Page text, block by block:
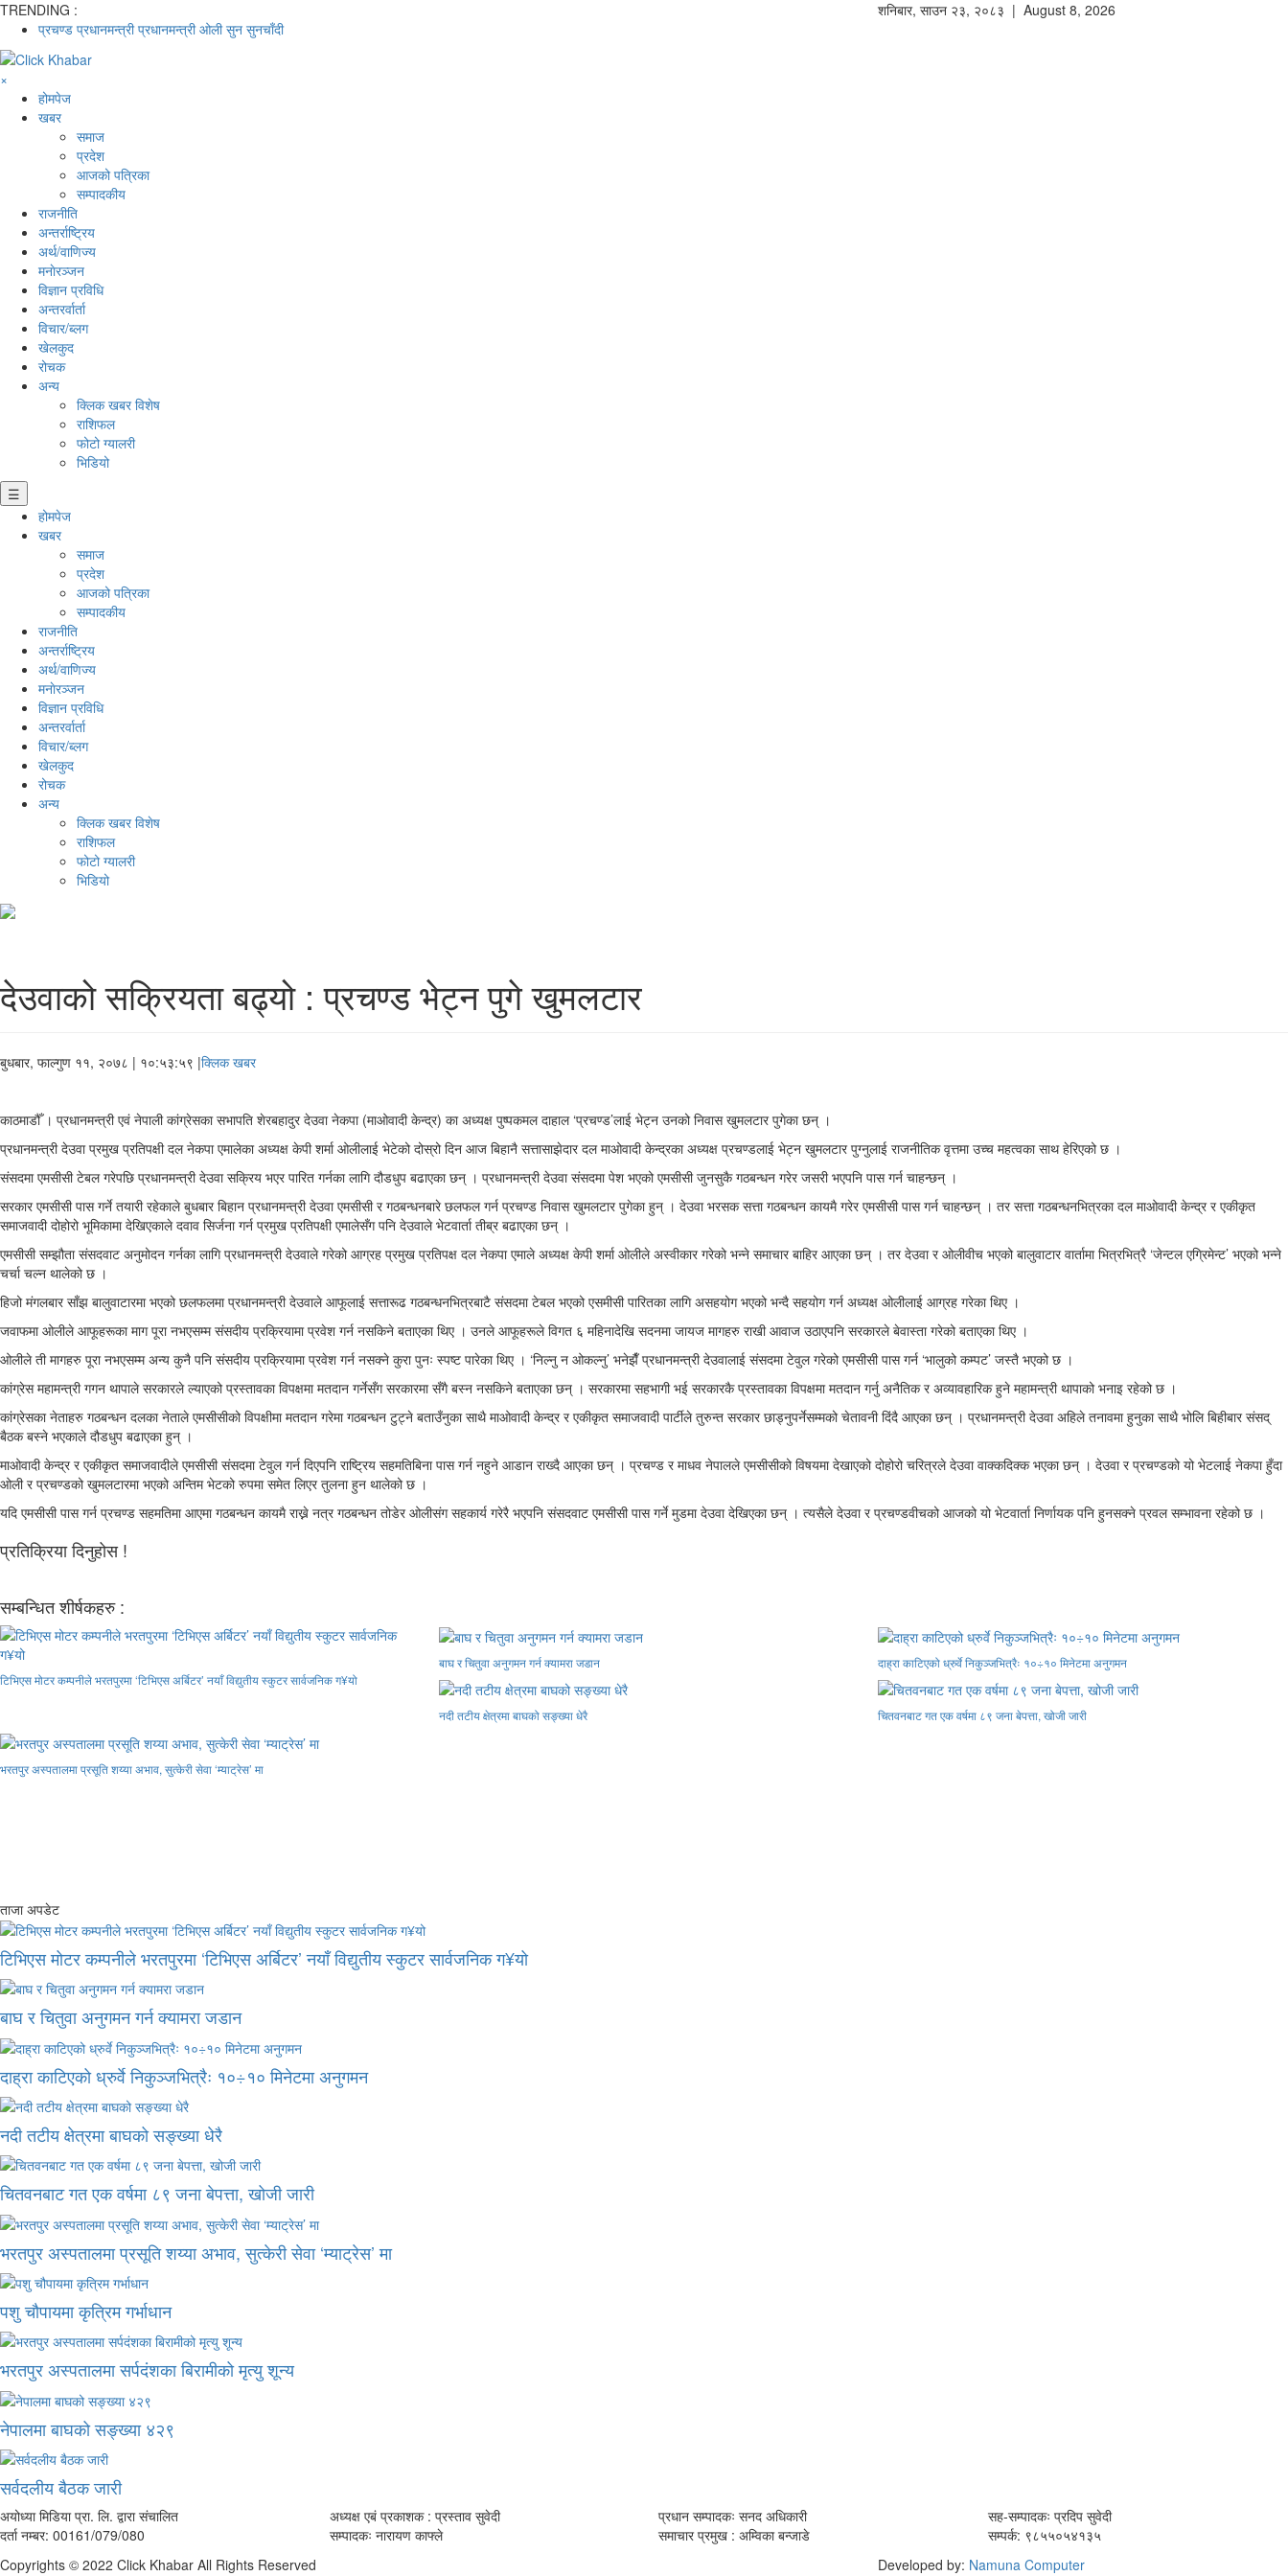
TRENDING :
प्रचण्ड प्रधानमन्त्री प्रधानमन्त्री ओली सुन सुनचाँदी
शनिबार, साउन २३, २०८३ | August 8, 2026
×
होमपेज
खबर
समाज
प्रदेश
आजको पत्रिका
सम्पादकीय
राजनीति
अन्तर्राष्ट्रिय
अर्थ/वाणिज्य
मनाेरञ्जन
विज्ञान प्रविधि
अन्तरर्वार्ता
विचार/ब्लग
खेलकुद
रोचक
अन्य
क्लिक खबर विशेष
राशिफल
फोटो ग्यालरी
भिडियो
☰
होमपेज
खबर
समाज
प्रदेश
आजको पत्रिका
सम्पादकीय
राजनीति
अन्तर्राष्ट्रिय
अर्थ/वाणिज्य
मनाेरञ्जन
विज्ञान प्रविधि
अन्तरर्वार्ता
विचार/ब्लग
खेलकुद
रोचक
अन्य
क्लिक खबर विशेष
राशिफल
फोटो ग्यालरी
भिडियो
देउवाको सक्रियता बढ्यो : प्रचण्ड भेट्न पुगे खुमलटार
बुधबार, फाल्गुण ११, २०७८ | १०:५३:५९ |क्लिक खबर
काठमाडौँ । प्रधानमन्त्री एवं नेपाली कांग्रेसका सभापति शेरबहादुर देउवा नेकपा (माओवादी केन्द्र) का अध्यक्ष पुष्पकमल दाहाल ‘प्रचण्ड’लाई भेट्न उनको निवास खुमलटार पुगेका छन् ।
प्रधानमन्त्री देउवा प्रमुख प्रतिपक्षी दल नेकपा एमालेका अध्यक्ष केपी शर्मा ओलीलाई भेटेको दोस्रो दिन आज बिहानै सत्तासाझेदार दल माओवादी केन्द्रका अध्यक्ष प्रचण्डलाई भेट्न खुमलटार पुग्नुलाई राजनीतिक वृत्तमा उच्च महत्वका साथ हेरिएको छ ।
संसदमा एमसीसी टेबल गरेपछि प्रधानमन्त्री देउवा सक्रिय भएर पारित गर्नका लागि दौडधुप बढाएका छन् । प्रधानमन्त्री देउवा संसदमा पेश भएको एमसीसी जुनसुकै गठबन्धन गरेर जसरी भएपनि पास गर्न चाहन्छन् ।
सरकार एमसीसी पास गर्ने तयारी रहेकाले बुधबार बिहान प्रधानमन्त्री देउवा एमसीसी र गठबन्धनबारे छलफल गर्न प्रचण्ड निवास खुमलटार पुगेका हुन् । देउवा भरसक सत्ता गठबन्धन कायमै गरेर एमसीसी पास गर्न चाहन्छन् । तर सत्ता गठबन्धनभित्रका दल माओवादी केन्द्र र एकीकृत
समाजवादी दोहोरो भूमिकामा देखिएकाले दवाव सिर्जना गर्न प्रमुख प्रतिपक्षी एमालेसँग पनि देउवाले भेटवार्ता तीब्र बढाएका छन् ।
एमसीसी सम्झौता संसदवाट अनुमोदन गर्नका लागि प्रधानमन्त्री देउवाले गरेको आग्रह प्रमुख प्रतिपक्ष दल नेकपा एमाले अध्यक्ष केपी शर्मा ओलीले अस्वीकार गरेको भन्ने समाचार बाहिर आएका छन् । तर देउवा र ओलीवीच भएको बालुवाटार वार्तामा भित्रभित्रै ‘जेन्टल एग्रिमेन्ट’ भएको भन्ने
चर्चा चल्न थालेको छ ।
हिजो मंगलबार साँझ बालुवाटारमा भएको छलफलमा प्रधानमन्त्री देउवाले आफूलाई सत्तारूढ गठबन्धनभित्रबाटै संसदमा टेबल भएको एसमीसी पारितका लागि असहयोग भएको भन्दै सहयोग गर्न अध्यक्ष ओलीलाई आग्रह गरेका थिए ।
जवाफमा ओलीले आफूहरूका माग पूरा नभएसम्म संसदीय प्रक्रियामा प्रवेश गर्न नसकिने बताएका थिए । उनले आफूहरूले विगत ६ महिनादेखि सदनमा जायज मागहरु राखी आवाज उठाएपनि सरकारले बेवास्ता गरेको बताएका थिए ।
ओलीले ती मागहरु पूरा नभएसम्म अन्य कुनै पनि संसदीय प्रक्रियामा प्रवेश गर्न नसक्ने कुरा पुनः स्पष्ट पारेका थिए । ‘निल्नु न ओकल्नु’ भनेझैँ प्रधानमन्त्री देउवालाई संसदमा टेवुल गरेको एमसीसी पास गर्न ‘भालुको कम्पट’ जस्तै भएको छ ।
कांग्रेस महामन्त्री गगन थापाले सरकारले ल्याएको प्रस्तावका विपक्षमा मतदान गर्नेसँग सरकारमा सँगै बस्न नसकिने बताएका छन् । सरकारमा सहभागी भई सरकारकै प्रस्तावका विपक्षमा मतदान गर्नु अनैतिक र अव्यावहारिक हुने महामन्त्री थापाको भनाइ रहेको छ ।
कांग्रेसका नेताहरु गठबन्धन दलका नेताले एमसीसीको विपक्षीमा मतदान गरेमा गठबन्धन टुट्ने बताउँनुका साथै माओवादी केन्द्र र एकीकृत समाजवादी पार्टीले तुरुन्त सरकार छाड्नुपर्नेसम्मको चेतावनी दिंदै आएका छन् । प्रधानमन्त्री देउवा अहिले तनावमा हुनुका साथै भोलि बिहीबार संसद्
बैठक बस्ने भएकाले दौडधुप बढाएका हुन् ।
माओवादी केन्द्र र एकीकृत समाजवादीले एमसीसी संसदमा टेवुल गर्न दिएपनि राष्ट्रिय सहमतिबिना पास गर्न नहुने आडान राख्दै आएका छन् । प्रचण्ड र माधव नेपालले एमसीसीको विषयमा देखाएको दोहोरो चरित्रले देउवा वाक्कदिक्क भएका छन् । देउवा र प्रचण्डको यो भेटलाई नेकपा हुँदा
ओली र प्रचण्डको खुमलटारमा भएको अन्तिम भेटको रुपमा समेत लिएर तुलना हुन थालेको छ ।
यदि एमसीसी पास गर्न प्रचण्ड सहमतिमा आएमा गठबन्धन कायमै राख्ने नत्र गठबन्धन तोडेर ओलीसंग सहकार्य गरेरै भएपनि संसदवाट एमसीसी पास गर्ने मुडमा देउवा देखिएका छन् । त्यसैले देउवा र प्रचण्डवीचको आजको यो भेटवार्ता निर्णायक पनि हुनसक्ने प्रवल सम्भावना रहेको छ ।
प्रतिक्रिया दिनुहोस !
सम्बन्धित शीर्षकहरु :
टिभिएस मोटर कम्पनीले भरतपुरमा ‘टिभिएस अर्बिटर’ नयाँ विद्युतीय स्कुटर सार्वजनिक ग¥यो
बाघ र चितुवा अनुगमन गर्न क्यामरा जडान दाह्रा काटिएको ध्रुर्वे निकुञ्जभित्रैः १०÷१० मिनेटमा अनुगमन
नदी तटीय क्षेत्रमा बाघको सङ्ख्या धेरै चितवनबाट गत एक वर्षमा ८९ जना बेपत्ता, खोजी जारी
भरतपुर अस्पतालमा प्रसूति शय्या अभाव, सुत्केरी सेवा ‘म्याट्रेस’ मा
ताजा अपडेट
टिभिएस मोटर कम्पनीले भरतपुरमा ‘टिभिएस अर्बिटर’ नयाँ विद्युतीय स्कुटर सार्वजनिक ग¥यो
बाघ र चितुवा अनुगमन गर्न क्यामरा जडान
दाह्रा काटिएको ध्रुर्वे निकुञ्जभित्रैः १०÷१० मिनेटमा अनुगमन
नदी तटीय क्षेत्रमा बाघको सङ्ख्या धेरै
चितवनबाट गत एक वर्षमा ८९ जना बेपत्ता, खोजी जारी
भरतपुर अस्पतालमा प्रसूति शय्या अभाव, सुत्केरी सेवा ‘म्याट्रेस’ मा
पशु चौपायमा कृत्रिम गर्भाधान
भरतपुर अस्पतालमा सर्पदंशका बिरामीको मृत्यु शून्य
नेपालमा बाघको सङ्ख्या ४२९
सर्वदलीय बैठक जारी
अयोध्या मिडिया प्रा. लि. द्वारा संचालित
दर्ता नम्बर: 00161/079/080
अध्यक्ष एबं प्रकाशक : प्रस्ताव सुवेदी
सम्पादकः नारायण काफ्ले
प्रधान सम्पादकः सनद अधिकारी
समाचार प्रमुख : अम्विका बन्जाडे
सह-सम्पादकः प्रदिप सुवेदी
सम्पर्क: ९८५५०५४१३५
Copyrights © 2022 Click Khabar All Rights Reserved
Developed by: Namuna Computer